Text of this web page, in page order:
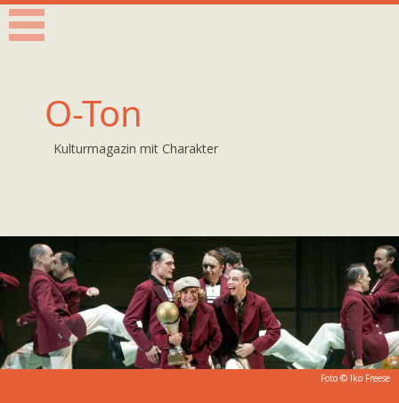
O-Ton
Kulturmagazin mit Charakter
Foto © Iko Freese